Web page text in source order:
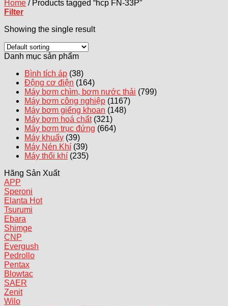
Home /Products tagged “hcp FN-33P”
Filter
Showing the single result
Danh mục sản phẩm
Bình tích áp (38)
Động cơ điện (164)
Máy bơm chìm, bơm nước thải (799)
Máy bơm công nghiệp (1167)
Máy bơm giếng khoan (148)
Máy bơm hoá chất (321)
Máy bơm trục đứng (664)
Máy khuấy (39)
Máy Nén Khí (39)
Máy thổi khí (235)
Hãng Sản Xuất
APP
Speroni
Elanta
Tsurumi
Ebara
Shimge
CNP
Evergush
Pedrollo
Pentax
Blowtac
SAER
Zenit
Wilo